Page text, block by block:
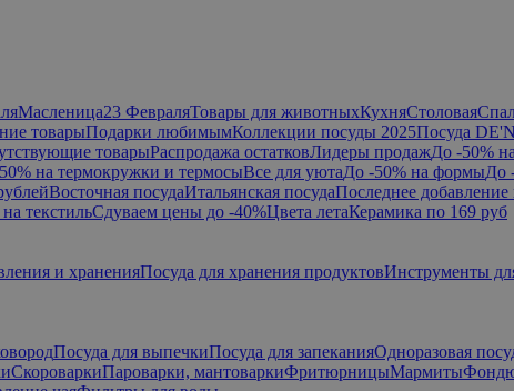
Масленица23 ФевраляТовары для животныхКухняСтоловая
товарыПодарки любимымКоллекции посуды 2025Посуда
товарыРаспродажа остатковЛидеры продажДо -50%
на термокружки и термосыВсе для уютаДо -50% на формыДо
Восточная посудаИтальянская посудаПоследнее добавление
текстильСдуваем цены до -40%Цвета летаКерамика по 169 руб
и храненияПосуда для хранения продуктовИнструменты
Посуда для выпечкиПосуда для запеканияОдноразовая
СкороваркиПароварки, мантоваркиФритюрницыМармиты